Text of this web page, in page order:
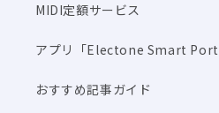
MIDI定額サービス
アプリ「Electone Smart
おすすめ記事ガイド